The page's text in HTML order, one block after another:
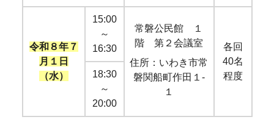
令和８年７
月１日
（水）
15:00
～
16:30
常磐公民館 １
階 第２会議室
住所：いわき市常
磐関船町作田１-
１
各回
40名
程度
18:30
～
20:00